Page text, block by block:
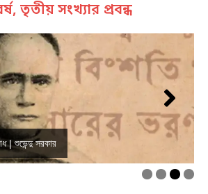
তৃতীয় সংখ্যার প্রবন্ধ
| শুভেন্দু সরকার